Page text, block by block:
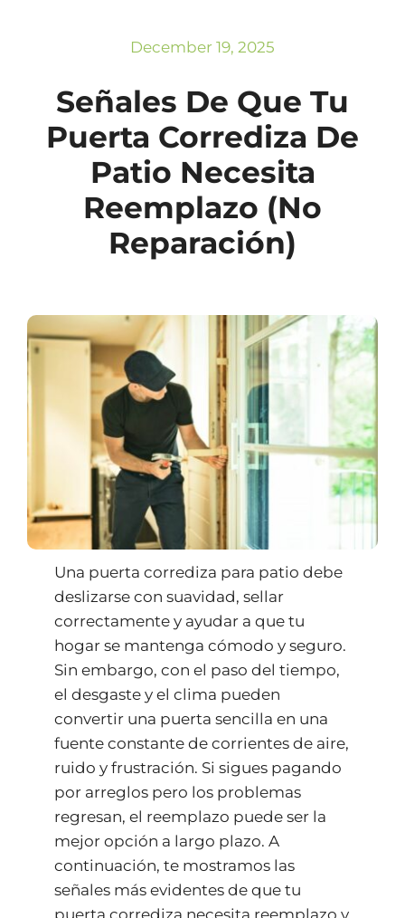
December 19, 2025
Señales De Que Tu
Puerta Corrediza De
Patio Necesita
Reemplazo (no
Reparación)
Una puerta corrediza para patio debe
deslizarse con suavidad, sellar
correctamente y ayudar a que tu
hogar se mantenga cómodo y seguro.
Sin embargo, con el paso del tiempo,
el desgaste y el clima pueden
convertir una puerta sencilla en una
fuente constante de corrientes de aire,
ruido y frustración. Si sigues pagando
por arreglos pero los problemas
regresan, el reemplazo puede ser la
mejor opción a largo plazo. A
continuación, te mostramos las
señales más evidentes de que tu
puerta corrediza necesita reemplazo y